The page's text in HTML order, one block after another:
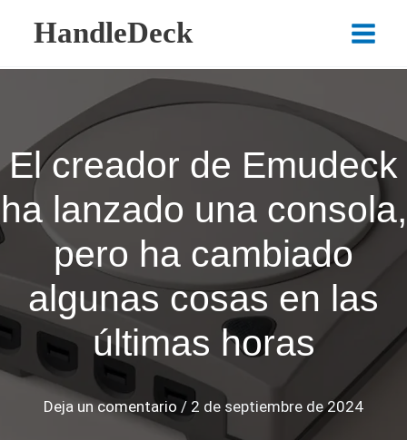
contenido
HandleDeck
Main
El creador de Emudeck
ha lanzado una consola,
pero ha cambiado
algunas cosas en las
últimas horas
Deja un comentario / 2 de septiembre de 2024